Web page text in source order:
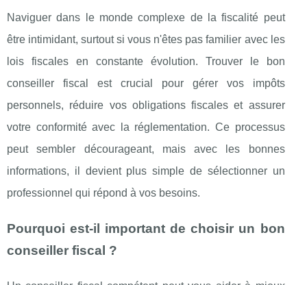
Naviguer dans le monde complexe de la fiscalité peut
être intimidant, surtout si vous n'êtes pas familier avec les
lois fiscales en constante évolution. Trouver le bon
conseiller fiscal est crucial pour gérer vos impôts
personnels, réduire vos obligations fiscales et assurer
votre conformité avec la réglementation. Ce processus
peut sembler décourageant, mais avec les bonnes
informations, il devient plus simple de sélectionner un
professionnel qui répond à vos besoins.
Pourquoi est-il important de choisir un bon
conseiller fiscal ?